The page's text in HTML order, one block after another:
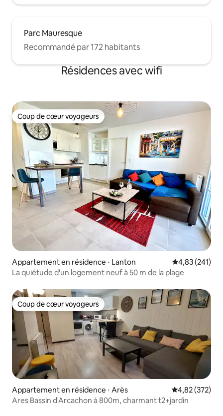
Parc Mauresque
Recommandé par 172 habitants
Résidences avec wifi
Coup de cœur voyageurs
Coup de cœur voyageurs
Appartement en résidence ⋅ Lanton Évaluation
4,83 (241)
La quiétude d'un logement neuf à 50 m de la plage
Coup de cœur voyageurs
Coup de cœur voyageurs
Appartement en résidence ⋅ Arès Évaluation
4,82 (372)
Ares Bassin d'Arcachon à 800m, charmant t2+jardin